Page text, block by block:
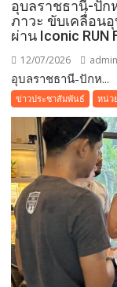
อุบลราชธานี-ปัก
ภาวะ ขับเคลื่อน
ผ่าน Iconic RUN
12/07/2026
อุบลราชธานี-ปักห...
ข่าวประชาสัมพันธ์ หน่ว